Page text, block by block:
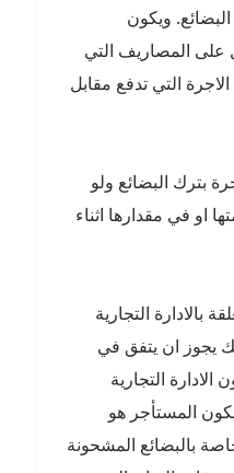
ويكون
المصاريف التي
الاجرة التي تدفع مقابل
بترك البضائع ولو
او في مقدارها اثناء
بالادارة التجارية
يجوز ان يتفق في
التجارية
المستأجر هو
بالبضائع المشحونة